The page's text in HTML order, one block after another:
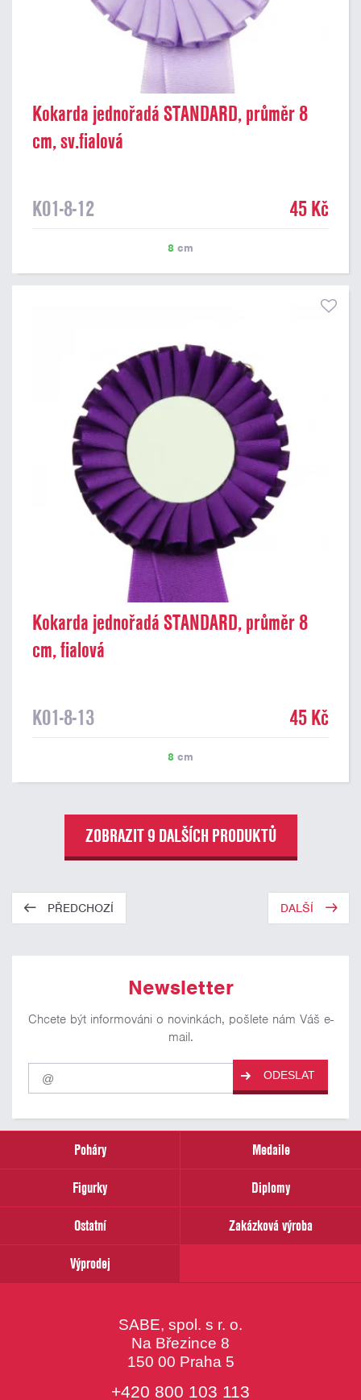
Kokarda jednořadá STANDARD, průměr 8
cm, sv.fialová
K01-8-12 45 Kč
8 cm
Kokarda jednořadá STANDARD, průměr 8
cm, fialová
K01-8-13 45 Kč
8 cm
ZOBRAZIT 9 DALŠÍCH PRODUKTŮ
PŘEDCHOZÍ DALŠÍ
Newsletter
Chcete být informováni o novinkách, pošlete nám Váš e-
mail.
Pro
odběr
našich
email
ODESLAT
Poháry
Medaile
Figurky
Diplomy
Ostatní
Zakázková výroba
Výprodej
SABE, spol. s r. o.
Na Březince 8
150 00 Praha 5
+420 800 103 113